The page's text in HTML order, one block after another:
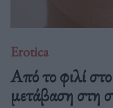
Erotica
Από το φιλί
μετάβαση στη